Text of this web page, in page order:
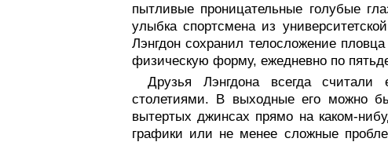
пытливые проницательные голубые
улыбка спортсмена из
Лэнгдон сохранил телосложение
физическую форму, ежедневно по
Друзья Лэнгдона всегда считали
столетиями. В выходные его можно
вытертых джинсах прямо на каком-
графики или не менее сложные